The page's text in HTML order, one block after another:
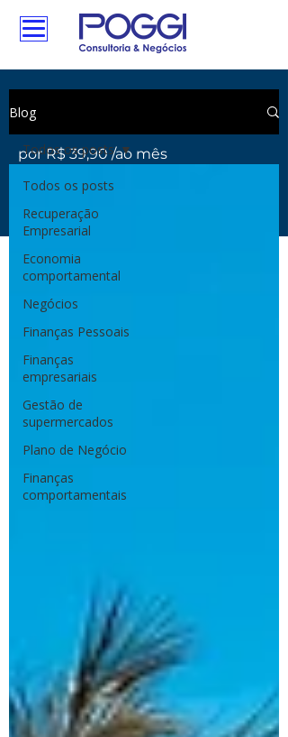
conteúdos exclusivos
por R$ 39,90 /ao mês
Assine agora
Blog
Todos os posts
Recuperação
Empresarial
Economia
comportamental
Negócios
Finanças Pessoais
Finanças
empresariais
Gestão de
supermercados
Plano de Negócio
Finanças
comportamentais
Todos os posts